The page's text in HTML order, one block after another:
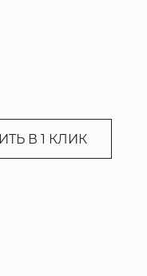
В 1 КЛИК